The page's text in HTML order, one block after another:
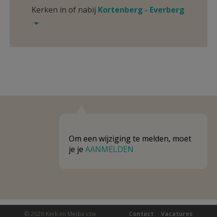
Kerken in of nabij Kortenberg - Everberg
Om een wijziging te melden, moet
je je AANMELDEN
© 2026 Kerk en Media vzw Vacatures
Contact